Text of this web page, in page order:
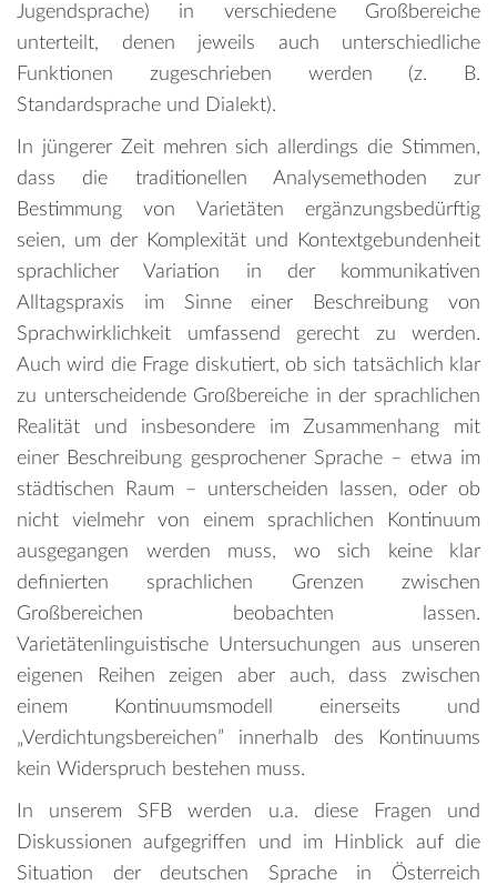
Jugendsprache) in verschiedene Großbereiche
unterteilt, denen jeweils auch unterschiedliche
Funktionen zugeschrieben werden (z. B.
Standardsprache und Dialekt).
In jüngerer Zeit mehren sich allerdings die Stimmen,
dass die traditionellen Analysemethoden zur
Bestimmung von Varietäten ergänzungsbedürftig
seien, um der Komplexität und Kontextgebundenheit
sprachlicher Variation in der kommunikativen
Alltagspraxis im Sinne einer Beschreibung von
Sprachwirklichkeit umfassend gerecht zu werden.
Auch wird die Frage diskutiert, ob sich tatsächlich klar
zu unterscheidende Großbereiche in der sprachlichen
Realität und insbesondere im Zusammenhang mit
einer Beschreibung gesprochener Sprache – etwa im
städtischen Raum – unterscheiden lassen, oder ob
nicht vielmehr von einem sprachlichen Kontinuum
ausgegangen werden muss, wo sich keine klar
definierten sprachlichen Grenzen zwischen
Großbereichen beobachten lassen.
Varietätenlinguistische Untersuchungen aus unseren
eigenen Reihen zeigen aber auch, dass zwischen
einem Kontinuumsmodell einerseits und
„Verdichtungsbereichen” innerhalb des Kontinuums
kein Widerspruch bestehen muss.
In unserem SFB werden u.a. diese Fragen und
Diskussionen aufgegriffen und im Hinblick auf die
Situation der deutschen Sprache in Österreich